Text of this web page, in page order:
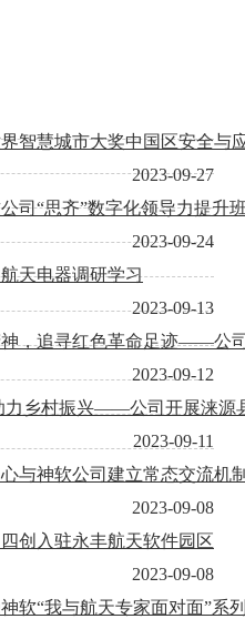
智慧城市大奖中国区安全与
2023-09-27
司“思齐”数字化领导力提升
2023-09-24
天电器调研学习
2023-09-13
，追寻红色革命足迹——公
2023-09-12
力乡村振兴——公司开展涞源
2023-09-11
与神软公司建立常态交流机
2023-09-08
创入驻永丰航天软件园区
2023-09-08
软“我与航天专家面对面”系